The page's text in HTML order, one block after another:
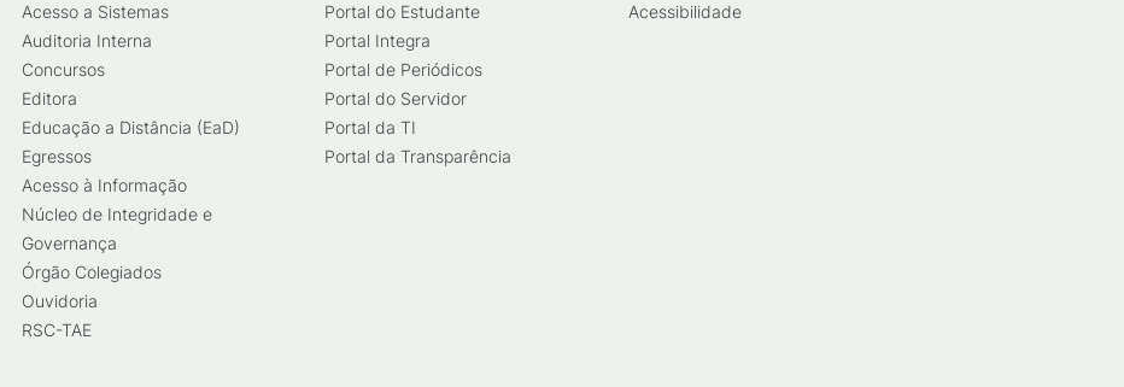
Acesso a Sistemas
Auditoria Interna
Concursos
Editora
Educação a Distância (EaD)
Egressos
Acesso à Informação
Núcleo de Integridade e
Governança
Órgão Colegiados
Ouvidoria
RSC-TAE
Portal do Estudante
Portal Integra
Portal de Periódicos
Portal do Servidor
Portal da TI
Portal da Transparência
Acessibilidade